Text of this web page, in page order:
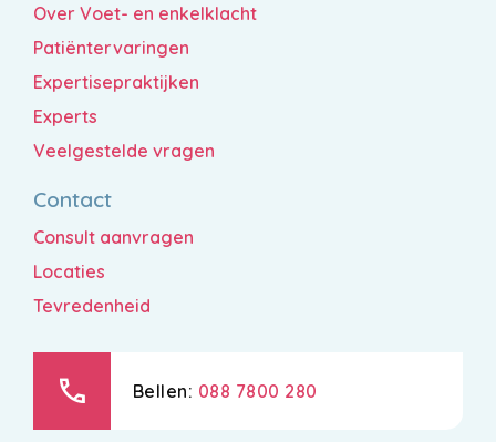
Over Voet- en enkelklacht
Patiëntervaringen
Expertisepraktijken
Experts
Veelgestelde vragen
Contact
Consult aanvragen
Locaties
Tevredenheid
call Bellen: 088 7800 280